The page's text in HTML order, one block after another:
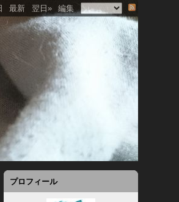
最新 翌日» 編集
プロフィール